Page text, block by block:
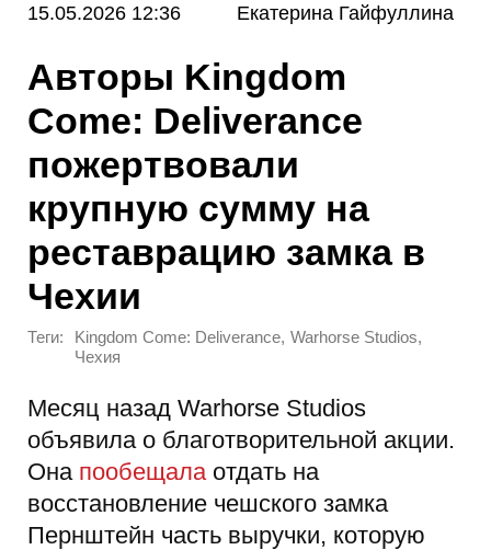
15.05.2026 12:36 Екатерина Гайфуллина
Авторы Kingdom
Come: Deliverance
пожертвовали
крупную сумму на
реставрацию замка в
Чехии
Теги: Kingdom Come: Deliverance, Warhorse Studios,
Чехия
Месяц назад Warhorse Studios
объявила о благотворительной акции.
Она пообещала отдать на
восстановление чешского замка
Пернштейн часть выручки, которую